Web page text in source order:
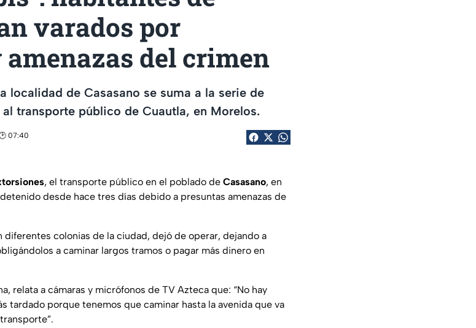
varados por
del crimen
localidad de Casasano se suma a la serie de
transporte público de Cuautla, en Morelos.
07:40
, el transporte público en el poblado de Casasano, en
desde hace tres días debido a presuntas amenazas de
diferentes colonias de la ciudad, dejó de operar, dejando a
a caminar largos tramos o pagar más dinero en
relata a cámaras y micrófonos de TV Azteca que: “No hay
tardado porque tenemos que caminar hasta la avenida que va